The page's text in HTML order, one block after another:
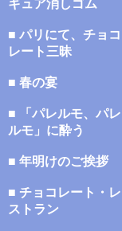
ギュア消しゴム
■ パリにて、チョコ
レート三昧
■ 春の宴
■ 「パレルモ、パレ
ルモ」に酔う
■ 年明けのご挨拶
■ チョコレート・レ
ストラン